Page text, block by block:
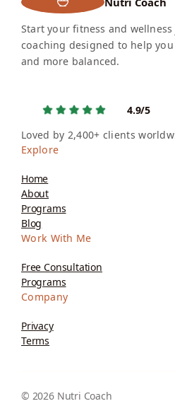
Start your fitness and
coaching designed to help
and more balanced.
4.9/5
Loved by 2,400+ clients
Explore
Home
About
Programs
Blog
Work With Me
Free Consultation
Programs
Company
Privacy
Terms
© 2026 Nutri Coach